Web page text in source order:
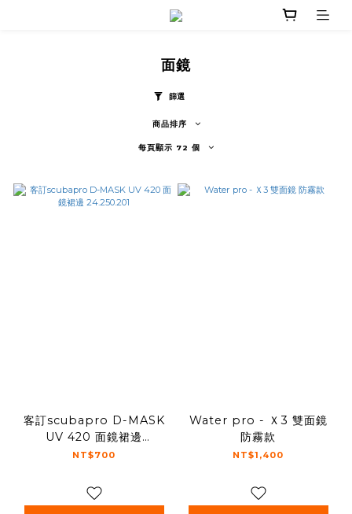
面鏡
篩選
商品排序
每頁顯示 72 個
客訂scubapro D-MASK
UV 420 面鏡裙邊
24.250.201
NT$700
Water pro - Ｘ3 雙面鏡
防霧款
NT$1,400